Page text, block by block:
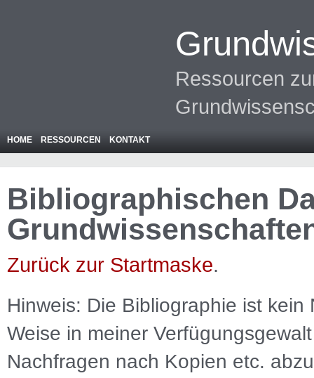
Ressourcen
HOME RESSOURCEN KONTAKT
Bibliographischen
Zurück zur Startmaske.
Hinweis: Die Bibliographie ist kein
Weise in meiner
Nachfragen nach Kopien etc.